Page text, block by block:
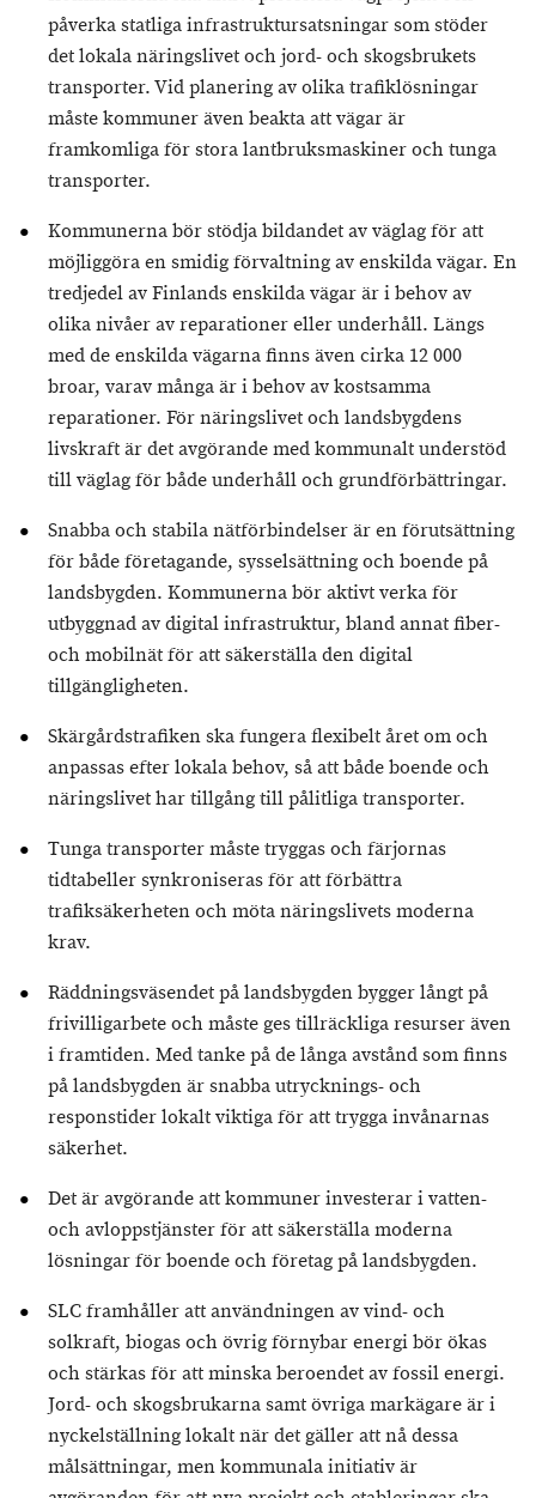
påverka statliga infrastruktursatsningar som stöder
det lokala näringslivet och jord- och skogsbrukets
transporter. Vid planering av olika trafiklösningar
måste kommuner även beakta att vägar är
framkomliga för stora lantbruksmaskiner och tunga
transporter.
Kommunerna bör stödja bildandet av väglag för att
möjliggöra en smidig förvaltning av enskilda vägar. En
tredjedel av Finlands enskilda vägar är i behov av
olika nivåer av reparationer eller underhåll. Längs
med de enskilda vägarna finns även cirka 12 000
broar, varav många är i behov av kostsamma
reparationer. För näringslivet och landsbygdens
livskraft är det avgörande med kommunalt understöd
till väglag för både underhåll och grundförbättringar.
Snabba och stabila nätförbindelser är en förutsättning
för både företagande, sysselsättning och boende på
landsbygden. Kommunerna bör aktivt verka för
utbyggnad av digital infrastruktur, bland annat fiber-
och mobilnät för att säkerställa den digital
tillgängligheten.
Skärgårdstrafiken ska fungera flexibelt året om och
anpassas efter lokala behov, så att både boende och
näringslivet har tillgång till pålitliga transporter.
Tunga transporter måste tryggas och färjornas
tidtabeller synkroniseras för att förbättra
trafiksäkerheten och möta näringslivets moderna
krav.
Räddningsväsendet på landsbygden bygger långt på
frivilligarbete och måste ges tillräckliga resurser även
i framtiden. Med tanke på de långa avstånd som finns
på landsbygden är snabba utrycknings- och
responstider lokalt viktiga för att trygga invånarnas
säkerhet.
Det är avgörande att kommuner investerar i vatten-
och avloppstjänster för att säkerställa moderna
lösningar för boende och företag på landsbygden.
SLC framhåller att användningen av vind- och
solkraft, biogas och övrig förnybar energi bör ökas
och stärkas för att minska beroendet av fossil energi.
Jord- och skogsbrukarna samt övriga markägare är i
nyckelställning lokalt när det gäller att nå dessa
målsättningar, men kommunala initiativ är